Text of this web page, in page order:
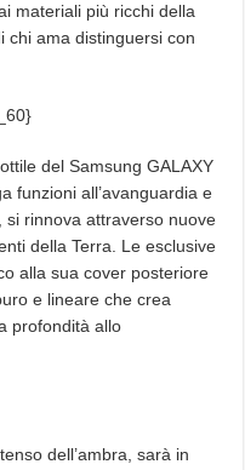
materiali più ricchi della
chi ama distinguersi con
del Samsung GALAXY
funzioni all’avanguardia e
si rinnova attraverso nuove
della Terra. Le esclusive
alla sua cover posteriore
e lineare che crea
profondità allo
dell’ambra, sarà in